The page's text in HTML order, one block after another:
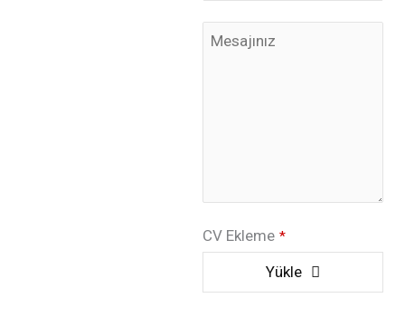
CV Ekleme *
Yükle